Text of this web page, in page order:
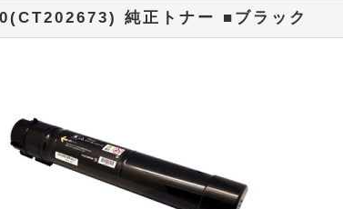
純正トナー ■ブラック